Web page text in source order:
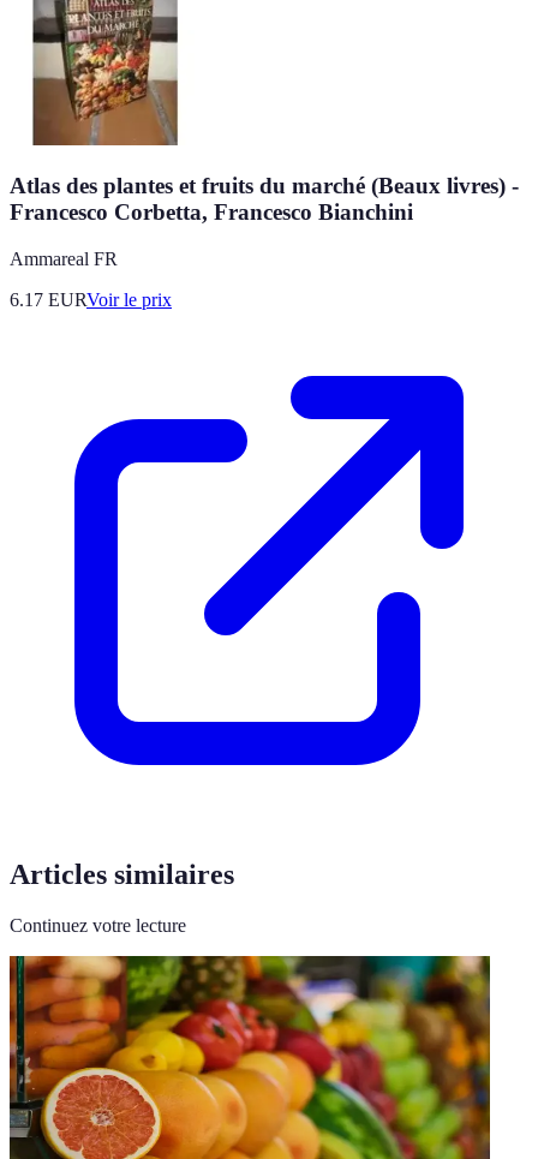
Atlas des plantes et fruits du marché (Beaux livres) -
Francesco Corbetta, Francesco Bianchini
Ammareal FR
6.17 EURVoir le prix
Articles similaires
Continuez votre lecture